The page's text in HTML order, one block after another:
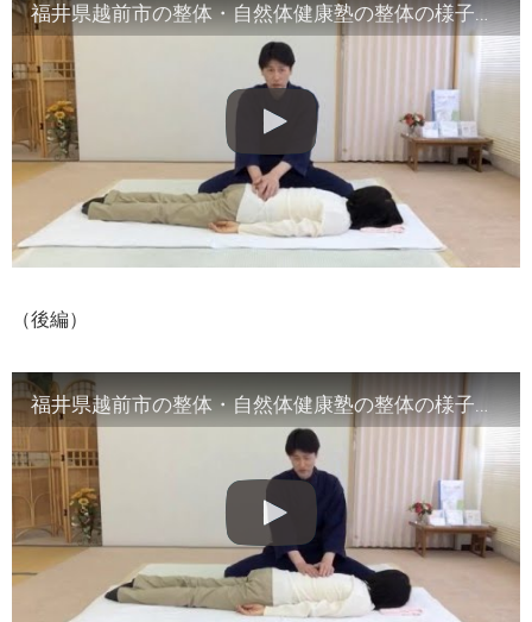
福井県越前市の整体・自然体健康塾の整体の様子（1）背骨の観察／骨盤他
（後編）
福井県越前市の整体・自然体健康塾の整体の様子（2）腹部や首など